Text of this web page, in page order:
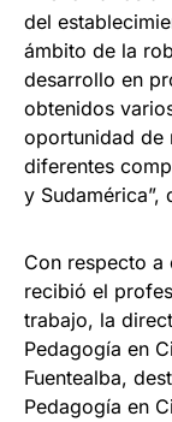
del
ámbito de la
desarrollo en
obtenidos
oportunidad de
diferentes
y Sudamérica”,
Con respecto a
recibió el
trabajo, la
Pedagogía en
Fuentealba,
Pedagogía en